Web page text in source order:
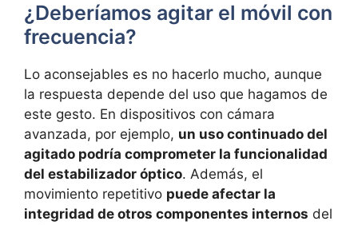
¿Deberíamos agitar el móvil con
frecuencia?
Lo aconsejables es no hacerlo mucho, aunque
la respuesta depende del uso que hagamos de
este gesto. En dispositivos con cámara
avanzada, por ejemplo, un uso continuado del
agitado podría comprometer la funcionalidad
del estabilizador óptico. Además, el
movimiento repetitivo puede afectar la
integridad de otros componentes internos del